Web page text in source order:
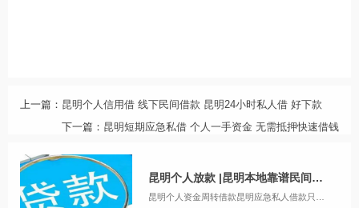
上一篇： 昆明个人信用借 线下民间借款 昆明24小时私人借 好下款
下一篇： 昆明短期应急私借 个人一手资金 无需抵押快速借钱
昆明个人放款 |昆明本地靠谱民间借贷 个人一手资金24小时下款